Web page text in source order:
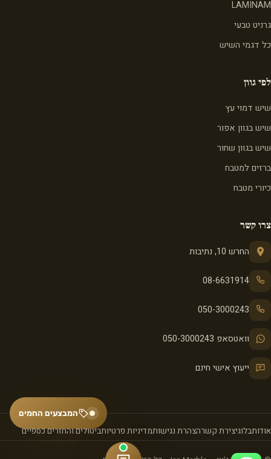
LAMINAM
גרניט טבעי
כל דגמי השיש
לפי גוון
שיש דמוי עץ
שיש בגוון אפור
שיש בגוון שחור
ברזים למטבח
כיורי מטבח
צרו קשר
החרש 10, נתיבות
08-6631914
050-3000243
וואטסאפ 050-3000243
ייעוץ אישי חינם
אודותבלוגיצירת קשרהצהרת נגישותמדיניות פרטיותביטולים והחזרים כספיים
המבצעים החמים